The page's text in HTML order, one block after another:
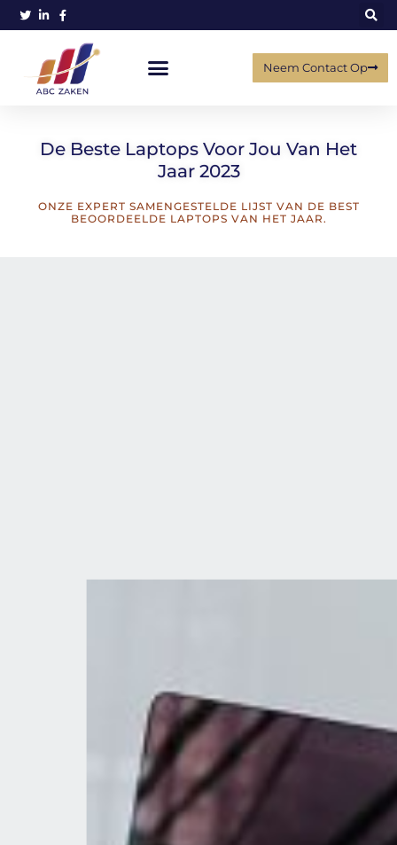
Neem Contact Op
De Beste Laptops Voor Jou Van Het
Jaar 2023​
ONZE EXPERT SAMENGESTELDE LIJST VAN DE BEST
BEOORDEELDE LAPTOPS VAN HET JAAR.